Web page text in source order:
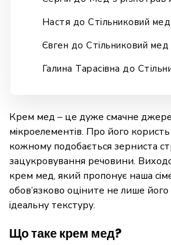
Настя до Стільниковий мед
Євген до Стільниковий мед
Галина Тарасівна до
Крем мед – це дуже смачне
мікроелементів. Про його
кожному подобається зерниста
зацукровування речовини.
крем мед, який пропонує наша
обов’язково оціните не лише
ідеальну текстуру.
Що таке крем мед?